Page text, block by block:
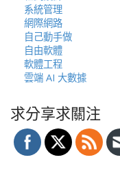
系統管理
網際網路
自己動手做
自由軟體
軟體工程
雲端 AI 大數據
求分享求關注